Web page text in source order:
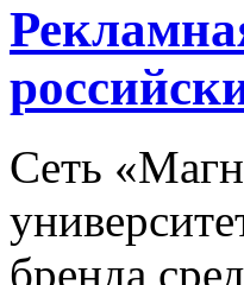
Сеть
бренда